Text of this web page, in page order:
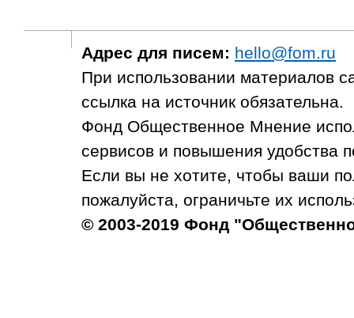
Адрес для писем: hello@fom.ru
При использовании материалов
ссылка на источник обязательна.
Фонд Общественное Мнение
сервисов и повышения удобства
Если вы не хотите, чтобы ваши
пожалуйста, ограничьте их
© 2003-2019 Фонд